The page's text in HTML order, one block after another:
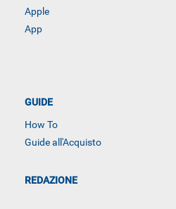
Apple
App
GUIDE
How To
Guide all'Acquisto
REDAZIONE